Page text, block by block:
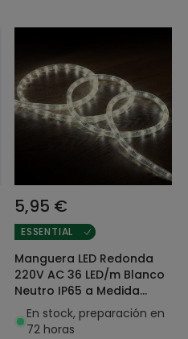
5,95 €
ESSENTIAL
Manguera LED Redonda
220V AC 36 LED/m Blanco
Neutro IP65 a Medida
Corte cada 100 cm
En stock, preparación en
72 horas